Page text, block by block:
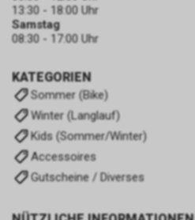
KATEGORIEN
Sommer (Bike)
Winter (Langlauf)
Kids (Sommer/Winter)
Accessoires
Gutscheine / Diverses
13:30 - 18:00 Uhr
Samstag
08:30 - 17:00 Uhr